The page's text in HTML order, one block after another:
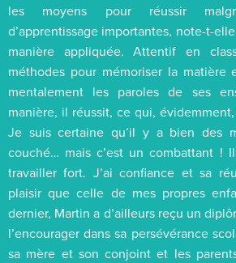
les moyens pour réussir
d’apprentissage importantes, note-t-
manière appliquée. Attentif en
méthodes pour mémoriser la matière
mentalement les paroles de ses
manière, il réussit, ce qui,
Je suis certaine qu’il y a bien des
couché… mais c’est un combattant !
travailler fort. J’ai confiance et sa
plaisir que celle de mes propres
dernier, Martin a d’ailleurs reçu un
l’encourager dans sa persévérance
sa mère et son conjoint et les